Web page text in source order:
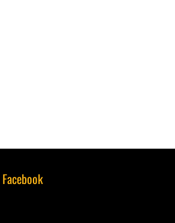
Facebook